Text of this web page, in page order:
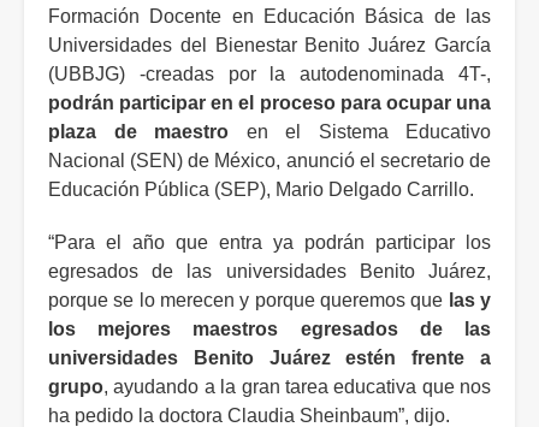
Formación Docente en Educación Básica de las
Universidades del Bienestar Benito Juárez García
(UBBJG) -creadas por la autodenominada 4T-,
podrán participar en el proceso para ocupar una
plaza de maestro en el Sistema Educativo
Nacional (SEN) de México, anunció el secretario de
Educación Pública (SEP), Mario Delgado Carrillo.
“Para el año que entra ya podrán participar los
egresados de las universidades Benito Juárez,
porque se lo merecen y porque queremos que las y
los mejores maestros egresados de las
universidades Benito Juárez estén frente a
grupo, ayudando a la gran tarea educativa que nos
ha pedido la doctora Claudia Sheinbaum”, dijo.